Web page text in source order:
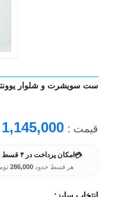
ست سویشرت و شلوار
قیمت : 1,145,000
💳 امکان پرداخت در ۴ قسط با دیجی‌پی
هر قسط حدود286,000